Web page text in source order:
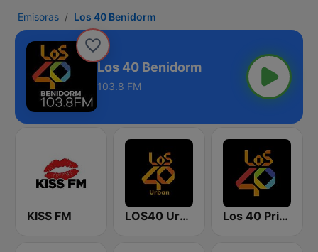
Emisoras Los 40 Benidorm
Los 40 Benidorm
103.8 FM
KISS FM LOS40 Urban Los 40 Principales